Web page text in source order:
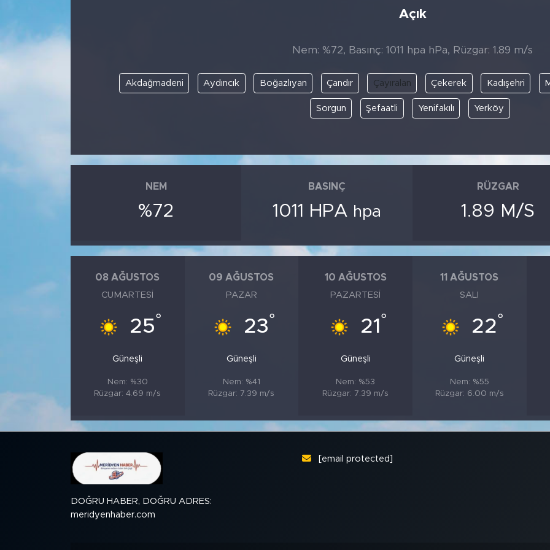
Açık
Nem: %72, Basınç: 1011 hpa hPa, Rüzgar: 1.89 m/s
Akdağmadeni Aydıncık Boğazlıyan Çandır Çayıralan Çekerek Kadışehri
Sorgun Şefaatli Yenifakılı Yerköy
NEM
%72
BASINÇ
1011 HPA hpa
RÜZGAR
1.89 M/S
08 AĞUSTOS
CUMARTESI
25°
Güneşli
Nem: %30
Rüzgar: 4.69 m/s
09 AĞUSTOS
PAZAR
23°
Güneşli
Nem: %41
Rüzgar: 7.39 m/s
10 AĞUSTOS
PAZARTESI
21 °
Güneşli
Nem: %53
Rüzgar: 7.39 m/s
11 AĞUSTOS
SALI
22°
Güneşli
Nem: %55
Rüzgar: 6.00 m/s
DOĞRU HABER, DOĞRU ADRES:
meridyenhaber.com
[email protected]
KÜLTÜR SANAT
TARİHTEN GÜNÜMÜZE
TARİH